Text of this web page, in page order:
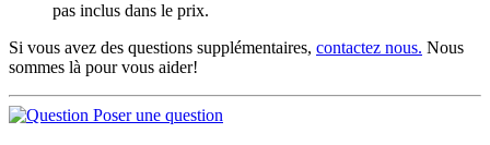
pas inclus dans le prix.
Si vous avez des questions supplémentaires, contactez nous. Nous
sommes là pour vous aider!
Poser une question